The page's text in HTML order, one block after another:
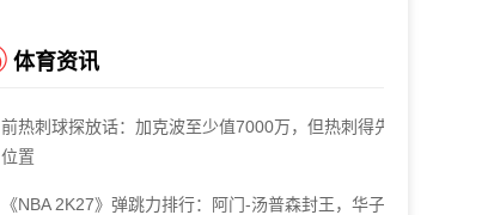
体育资讯
前热刺球探放话：加克波至少值7000万，但热刺得先腾
位置
《NBA 2K27》弹跳力排行：阿门-汤普森封王，华子第